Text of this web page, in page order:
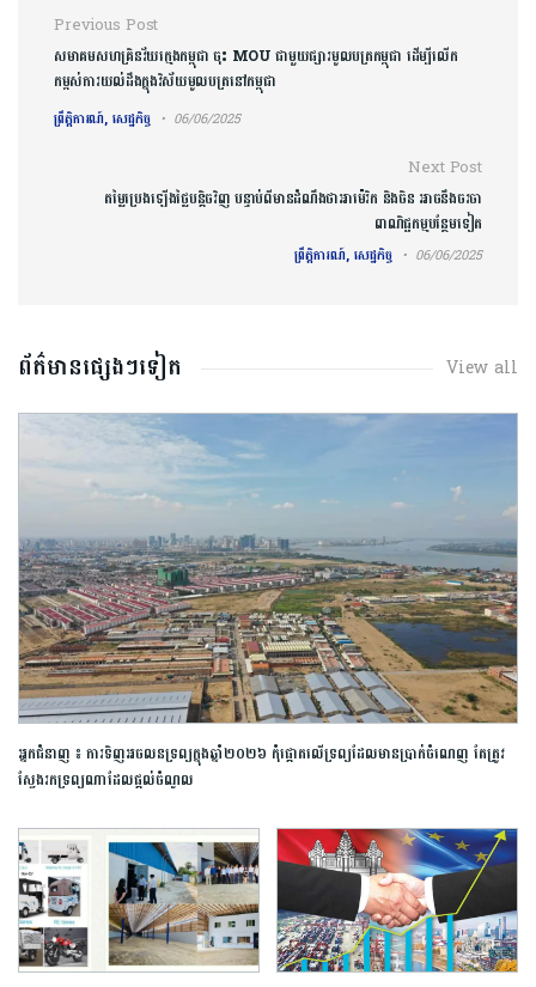
Post navigation
Previous Post
សមាគមសហគ្រិនវ័យក្មេងកម្ពុជា ចុះ MOU ជាមួយផ្សារមូលបត្រកម្ពុជា ដើម្បីលើក
កម្ពស់ការយល់ដឹងក្នុងវិស័យមូលបត្រនៅកម្ពុជា
ព្រឹត្តិការណ៍, សេដ្ឋកិច្ច 06/06/2025
Next Post
តម្លៃប្រេងឡើងថ្លៃបន្តិចវិញ បន្ទាប់ពីមានដំណឹងថាអាម៉េរិក និងចិន អាចនឹងចរចា
ពាណិជ្ជកម្មបន្ថែមទៀត
ព្រឹត្តិការណ៍, សេដ្ឋកិច្ច 06/06/2025
ព័ត៌មានផ្សេងៗទៀត View all
អ្នកជំនាញ ៖ ការទិញអចលនទ្រព្យក្នុងឆ្នាំ២០២៦ កុំផ្ដោតលើ​ទ្រព្យ​ដែលមានប្រាក់ចំណេញ តែត្រូវ​
ស្វែងរកទ្រព្យណា​ដែលផ្ដល់​ចំណូល​